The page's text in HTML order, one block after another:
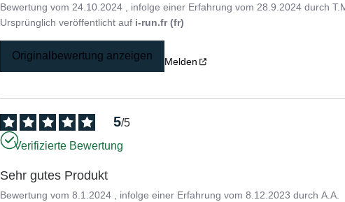
Bewertung vom 24.10.2024 , infolge einer Erfahrung vom 28.9.2024 durch
Ursprünglich veröffentlicht auf i-run.fr (fr)
Originalbewertung anzeigen Melden
5/5
Verifizierte Bewertung
Sehr gutes Produkt
Bewertung vom8.1.2024 , infolge einer Erfahrung vom8.12.2023 durchA.A.